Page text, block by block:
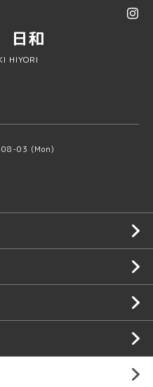
日和
HIYORI
03 (Mon)